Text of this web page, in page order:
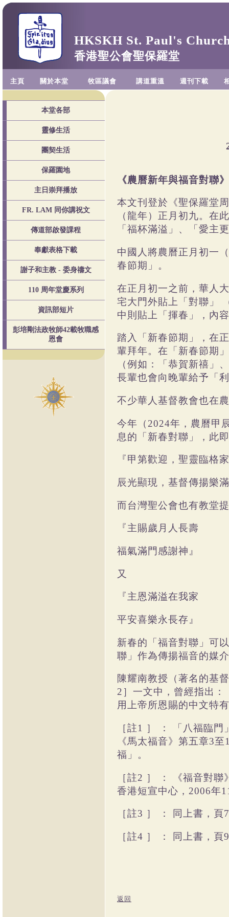
HKSKH St. Paul's
香港聖公會聖保羅堂
主頁 關於本堂 牧區議會 講道重溫 週刊下載
本堂各部
靈修生活
團契生活
保羅園地
主日崇拜播放
FR. LAM 同你講祝文
傳道部啟發課程
奉獻表格下載
謝子和主教 - 委身禱文
110 周年堂慶系列
資訊部短片
彭培剛法政牧師42載牧職感
恩會
《農曆新年
本文刊登於《聖保羅堂
（龍年）正月初九。在
「福杯滿溢」、「愛主
中國人將農曆正月初一
春節期」。
在正月初一之前，華人
宅大門外貼上「對聯」
中則貼上「揮春」，內
踏入「新春節期」，在
輩拜年。在「新春節期
（例如：「恭賀新禧」
長輩也會向晚輩給予「
不少華人基督教會也在
今年（ 2024年，農曆甲
息的「新春對聯」，此
『甲第歡迎，聖靈臨格
辰光顯現，基督傳揚樂
而台灣聖公會也有教堂
『主賜歲月人長壽
福氣滿門感謝神』
又
『主恩滿溢在我家
平安喜樂永長存』
新春的「福音對聯」可
聯」作為傳揚福音的媒
陳耀南教授（著名的基
2 ］一文中，曾經指出
用上帝所恩賜的中文特
［註1 ］ ：
「八福臨
《馬太福音》第五章3至
福」。
［註2 ］ ：
《福音對
香港短宣中心， 2006年
［註3 ］ ： 同上書，頁
［註4 ］ ： 同上書，頁
返回